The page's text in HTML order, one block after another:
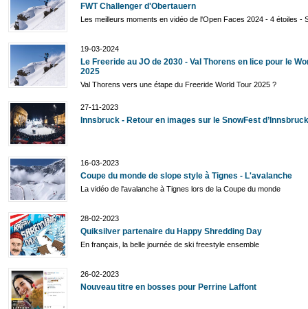
FWT Challenger d'Obertauern
Les meilleurs moments en vidéo de l'Open Faces 2024 - 4 étoiles -
19-03-2024
Le Freeride au JO de 2030 - Val Thorens en lice pour le
2025
Val Thorens vers une étape du Freeride World Tour 2025 ?
27-11-2023
Innsbruck - Retour en images sur le SnowFest d’Innsbruck
16-03-2023
Coupe du monde de slope style à Tignes - L'avalanche
La vidéo de l'avalanche à Tignes lors de la Coupe du monde
28-02-2023
Quiksilver partenaire du Happy Shredding Day
En français, la belle journée de ski freestyle ensemble
26-02-2023
Nouveau titre en bosses pour Perrine Laffont